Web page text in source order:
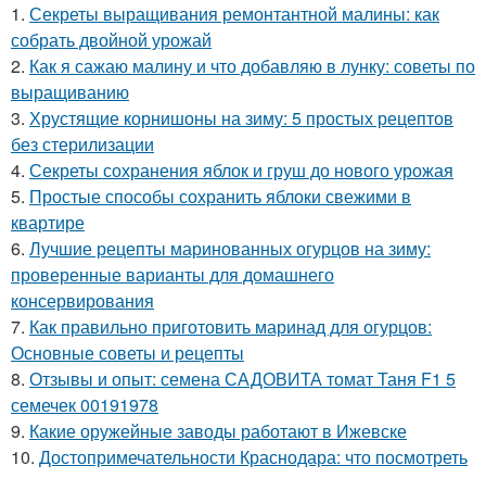
1. Секреты выращивания ремонтантной малины: как
собрать двойной урожай
2. Как я сажаю малину и что добавляю в лунку: советы по
выращиванию
3. Хрустящие корнишоны на зиму: 5 простых рецептов
без стерилизации
4. Секреты сохранения яблок и груш до нового урожая
5. Простые способы сохранить яблоки свежими в
квартире
6. Лучшие рецепты маринованных огурцов на зиму:
проверенные варианты для домашнего
консервирования
7. Как правильно приготовить маринад для огурцов:
Основные советы и рецепты
8. Отзывы и опыт: семена САДОВИТА томат Таня F1 5
семечек 00191978
9. Какие оружейные заводы работают в Ижевске
10. Достопримечательности Краснодара: что посмотреть